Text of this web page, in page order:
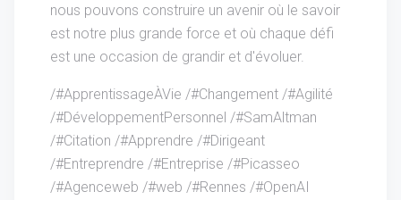
nous pouvons construire un avenir où le savoir
est notre plus grande force et où chaque défi
est une occasion de grandir et d'évoluer.
/#ApprentissageÀVie /#Changement /#Agilité
/#DéveloppementPersonnel /#SamAltman
/#Citation /#Apprendre /#Dirigeant
/#Entreprendre /#Entreprise /#Picasseo
/#Agenceweb /#web /#Rennes /#OpenAI